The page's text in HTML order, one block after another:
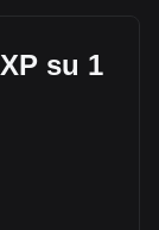
su 1